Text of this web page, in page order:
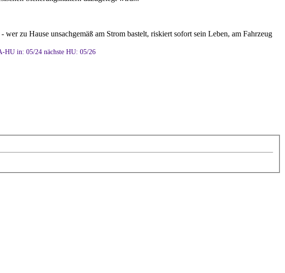
zu Hause unsachgemäß am Strom bastelt, riskiert sofort sein Leben, am Fahrzeug
HU in: 05/24 nächste HU: 05/26